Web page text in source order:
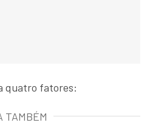
quatro fatores:
TAMBÉM